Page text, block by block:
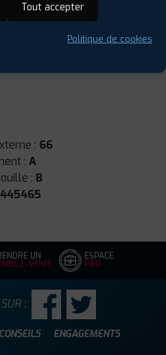
: 66
: A
: B
UN
VOUS
ESPACE
PRO
CONSEILS ENGAGEMENTS
:
Tout accepter
Politique de cookies